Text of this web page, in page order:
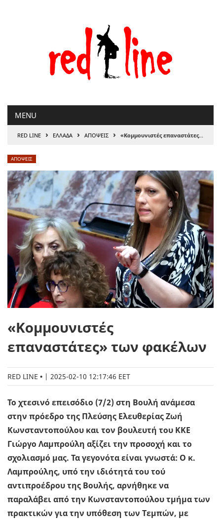
MENU
RED LINE › ΕΛΛΑΔΑ › ΑΠΟΨΕΙΣ › «Κομμουνιστές επαναστάτες» των φακέλων
ΑΠΟΨΕΙΣ
«Κομμουνιστές
επαναστάτες» των φακέλων
RED LINE | 2025-02-10 12:17:46 EET
Το χτεσινό επεισόδιο (7/2) στη Βουλή ανάμεσα
στην πρόεδρο της Πλεύσης Ελευθερίας Ζωή
Κωνσταντοπούλου και τον βουλευτή του ΚΚΕ
Γιώργο Λαμπρούλη αξίζει την προσοχή και το
σχολιασμό μας. Τα γεγονότα είναι γνωστά: Ο κ.
Λαμπρούλης, υπό την ιδιότητά του τού
αντιπροέδρου της Βουλής, αρνήθηκε να
παραλάβει από την Κωνσταντοπούλου τμήμα των
πρακτικών για την υπόθεση των Τεμπών, με